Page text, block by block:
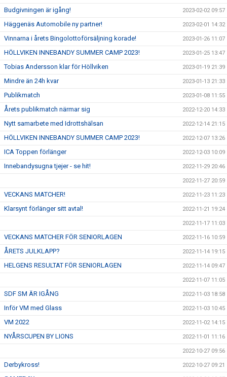
Budgivningen är igång! 2023-02-02 09:57
Häggenäs Automobile ny partner! 2023-02-01 14:32
Vinnarna i årets Bingolottoförsäljning korade! 2023-01-26 11:07
HÖLLVIKEN INNEBANDY SUMMER CAMP 2023! 2023-01-25 13:47
Tobias Andersson klar för Höllviken 2023-01-19 21:39
Mindre än 24h kvar 2023-01-13 21:33
Publikmatch 2023-01-08 11:55
Årets publikmatch närmar sig 2022-12-20 14:33
Nytt samarbete med Idrottshälsan 2022-12-14 21:15
HÖLLVIKEN INNEBANDY SUMMER CAMP 2023! 2022-12-07 13:26
ICA Toppen förlänger 2022-12-03 10:09
Innebandysugna tjejer - se hit! 2022-11-29 20:46
2022-11-27 20:59
VECKANS MATCHER! 2022-11-23 11:23
Klarsynt förlänger sitt avtal! 2022-11-21 19:24
2022-11-17 11:03
VECKANS MATCHER FÖR SENIORLAGEN 2022-11-16 10:59
ÅRETS JULKLAPP? 2022-11-14 19:15
HELGENS RESULTAT FÖR SENIORLAGEN 2022-11-14 09:47
2022-11-07 11:05
SDF SM ÄR IGÅNG 2022-11-03 18:58
Inför VM med Glass 2022-11-03 10:45
VM 2022 2022-11-02 14:15
NYÅRSCUPEN BY LIONS 2022-11-01 11:16
2022-10-27 09:56
Derbykross! 2022-10-27 09:21